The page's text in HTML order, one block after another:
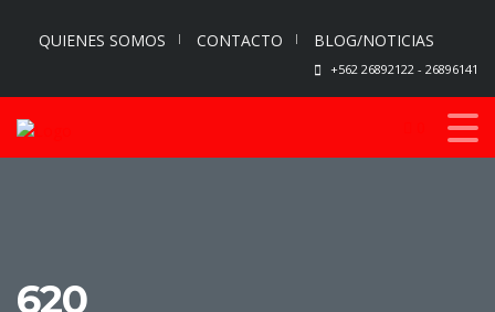
QUIENES SOMOS CONTACTO BLOG/NOTICIAS
+562 26892122 - 26896141
620